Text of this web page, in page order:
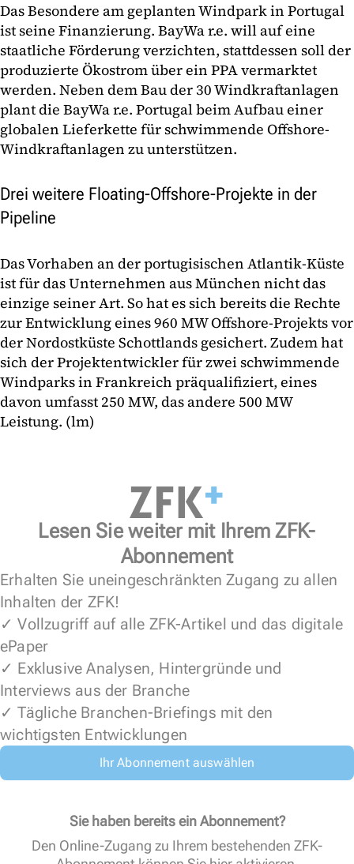
Das Besondere am geplanten Windpark in Portugal
ist seine Finanzierung. BayWa r.e. will auf eine
staatliche Förderung verzichten, stattdessen soll der
produzierte Ökostrom über ein PPA vermarktet
werden. Neben dem Bau der 30 Windkraftanlagen
plant die BayWa r.e. Portugal beim Aufbau einer
globalen Lieferkette für schwimmende Offshore-
Windkraftanlagen zu unterstützen.
Drei weitere Floating-Offshore-Projekte in der
Pipeline
Das Vorhaben an der portugisischen Atlantik-Küste
ist für das Unternehmen aus München nicht das
einzige seiner Art. So hat es sich bereits die Rechte
zur Entwicklung eines 960 MW Offshore-Projekts vor
der Nordostküste Schottlands gesichert. Zudem hat
sich der Projektentwickler für zwei schwimmende
Windparks in Frankreich präqualifiziert, eines
davon umfasst 250 MW, das andere 500 MW
Leistung. (lm)
Lesen Sie weiter mit Ihrem ZFK-
Abonnement
Erhalten Sie uneingeschränkten Zugang zu allen
Inhalten der ZFK!
✓ Vollzugriff auf alle ZFK-Artikel und das digitale
ePaper
✓ Exklusive Analysen, Hintergründe und
Interviews aus der Branche
✓ Tägliche Branchen-Briefings mit den
wichtigsten Entwicklungen
Ihr Abonnement auswählen
Sie haben bereits ein Abonnement?
Den Online-Zugang zu Ihrem bestehenden ZFK-